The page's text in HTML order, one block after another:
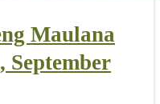
Maulana
September